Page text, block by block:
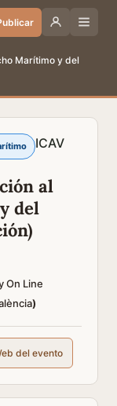
Marítimo y del
ICAV
al
del
On Line
)
del evento